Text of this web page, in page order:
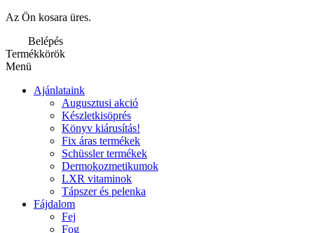
Az Ön kosara üres.
Belépés
Termékkörök
Menü
Ajánlataink
Augusztusi akció
Készletkisöprés
Könyv kiárusítás!
Fix áras termékek
Schüssler termékek
Dermokozmetikumok
LXR vitaminok
Tápszer és pelenka
Fájdalom
Fej
Fog